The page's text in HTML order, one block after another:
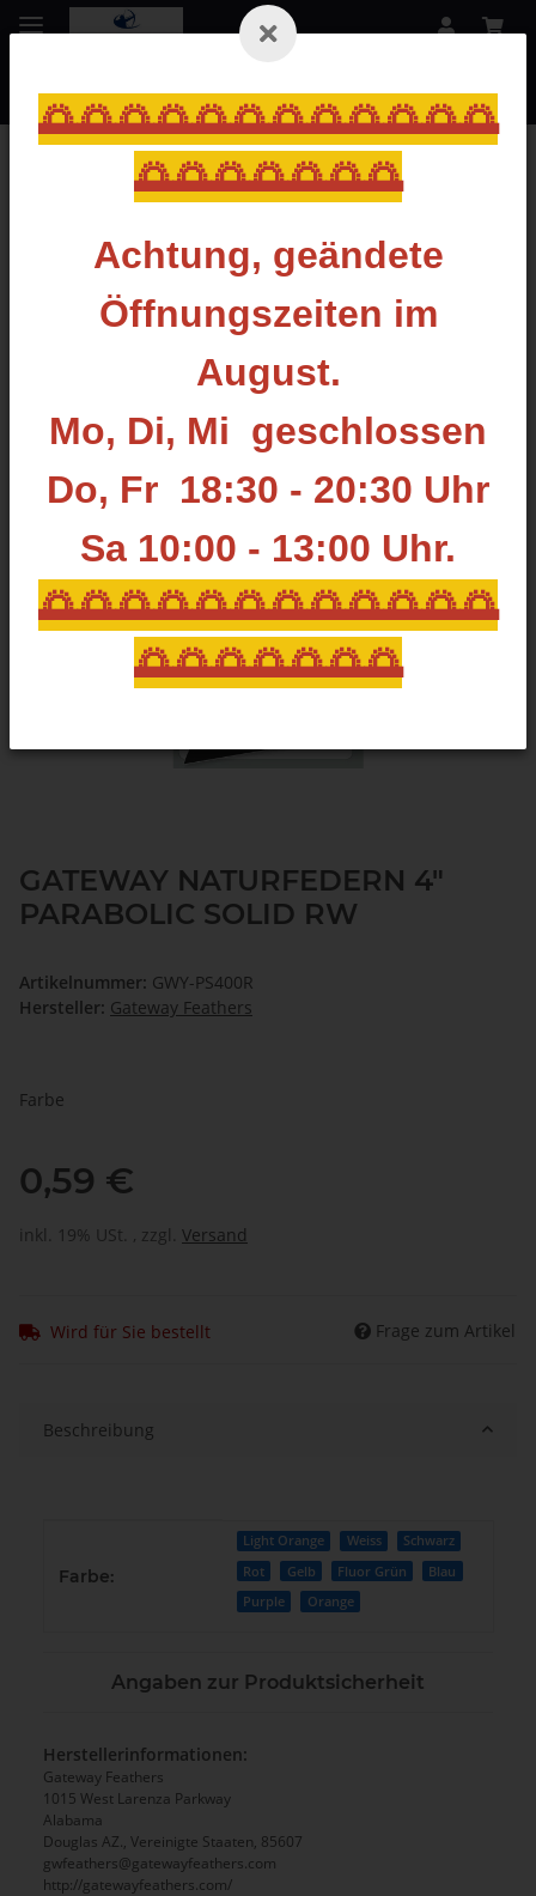
🌅🌅🌅🌅🌅🌅🌅🌅🌅🌅🌅🌅
🌅🌅🌅🌅🌅🌅🌅
Achtung, geändete
Öffnungszeiten im
August.
Mo, Di, Mi geschlossen
Do, Fr 18:30 - 20:30 Uhr
Sa 10:00 - 13:00 Uhr.
🌅🌅🌅🌅🌅🌅🌅🌅🌅🌅🌅🌅
🌅🌅🌅🌅🌅🌅🌅
Zurück zur Liste Naturfedern
GATEWAY NATURFEDERN 4"
PARABOLIC SOLID RW
Artikelnummer: GWY-PS400R
Hersteller: Gateway Feathers
Farbe
0,59 €
inkl. 19% USt. , zzgl. Versand
Wird für Sie bestellt Frage zum Artikel
Beschreibung
Farbe:
Light Orange Weiss
Schwarz
Rot
Gelb Fluor Grün
Blau
Purple
Orange
Angaben zur Produktsicherheit
Herstellerinformationen:
Gateway Feathers
1015 West Larenza Parkway
Alabama
Douglas AZ., Vereinigte Staaten, 85607
gwfeathers@gatewayfeathers.com
http://gatewayfeathers.com/